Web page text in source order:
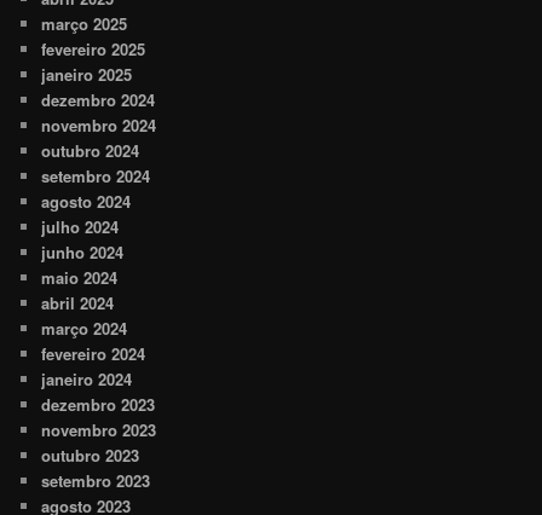
março 2025
fevereiro 2025
janeiro 2025
dezembro 2024
novembro 2024
outubro 2024
setembro 2024
agosto 2024
julho 2024
junho 2024
maio 2024
abril 2024
março 2024
fevereiro 2024
janeiro 2024
dezembro 2023
novembro 2023
outubro 2023
setembro 2023
agosto 2023